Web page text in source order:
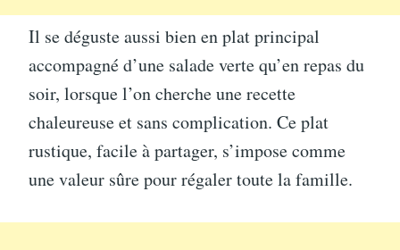
Il se déguste aussi bien en plat principal
accompagné d’une salade verte qu’en repas du
soir, lorsque l’on cherche une recette
chaleureuse et sans complication. Ce plat
rustique, facile à partager, s’impose comme
une valeur sûre pour régaler toute la famille.